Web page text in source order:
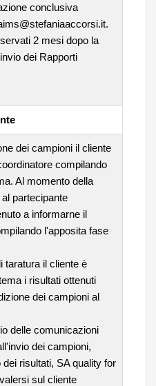
conclusiva
2 mesi dopo la
dei Rapporti
dei campioni il cliente
compilando
Al momento della
partecipante
a informarne il
l'apposita fase
taratura il cliente è
i risultati ottenuti
dei campioni al
delle comunicazioni
dei campioni,
risultati, SA quality for
sul cliente